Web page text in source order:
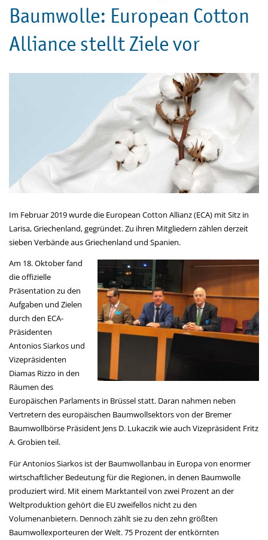
Baumwolle: European Cotton
Alliance stellt Ziele vor
Im Februar 2019 wurde die European Cotton Allianz (ECA) mit Sitz in
Larisa, Griechenland, gegründet. Zu ihren Mitgliedern zählen derzeit
sieben Verbände aus Griechenland und Spanien.
Am 18. Oktober fand
die offizielle
Präsentation zu den
Aufgaben und Zielen
durch den ECA-
Präsidenten
Antonios Siarkos und
Vizepräsidenten
Diamas Rizzo in den
Räumen des
Europäischen Parlaments in Brüssel statt. Daran nahmen neben
Vertretern des europäischen Baumwollsektors von der Bremer
Baumwollbörse Präsident Jens D. Lukaczik wie auch Vizepräsident Fritz
A. Grobien teil.
Für Antonios Siarkos ist der Baumwollanbau in Europa von enormer
wirtschaftlicher Bedeutung für die Regionen, in denen Baumwolle
produziert wird. Mit einem Marktanteil von zwei Prozent an der
Weltproduktion gehört die EU zweifellos nicht zu den
Volumenanbietern. Dennoch zählt sie zu den zehn größten
Baumwollexporteuren der Welt. 75 Prozent der entkörnten